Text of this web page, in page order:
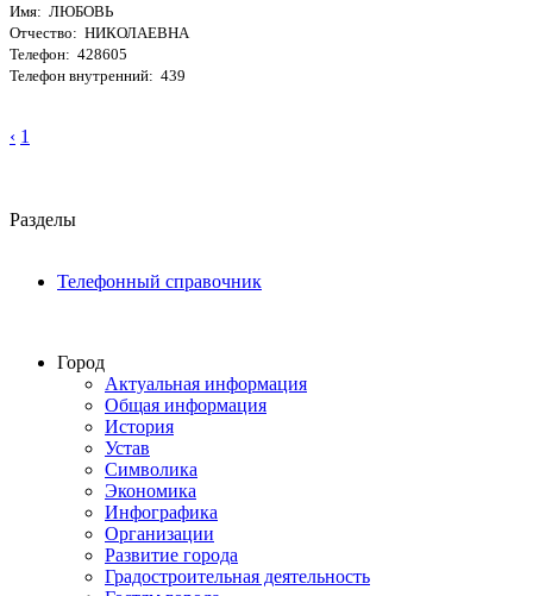
Имя: ЛЮБОВЬ
Отчество: НИКОЛАЕВНА
Телефон: 428605
Телефон внутренний: 439
‹ 1
Разделы
Телефонный справочник
Город
Актуальная информация
Общая информация
История
Устав
Символика
Экономика
Инфографика
Организации
Развитие города
Градостроительная деятельность